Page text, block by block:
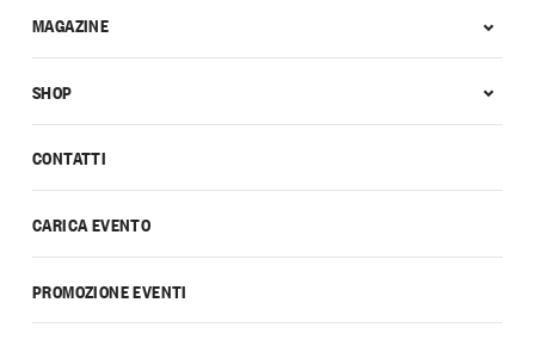
CONTATTI
CARICA EVENTO
PROMOZIONE EVENTI
MAGAZINE
SHOP